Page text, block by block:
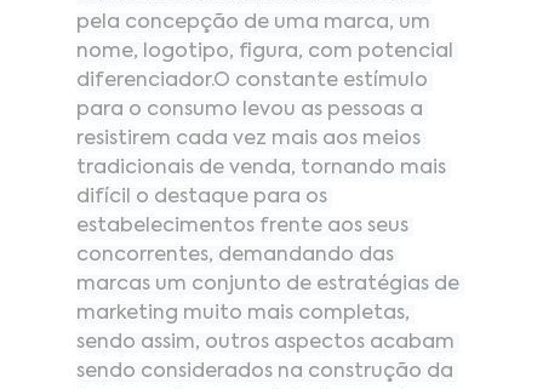
pela concepção de uma marca, um
nome, logotipo, figura, com potencial
diferenciador.O constante estímulo
para o consumo levou as pessoas a
resistirem cada vez mais aos meios
tradicionais de venda, tornando mais
difícil o destaque para os
estabelecimentos frente aos seus
concorrentes, demandando das
marcas um conjunto de estratégias de
marketing muito mais completas,
sendo assim, outros aspectos acabam
sendo considerados na construção da